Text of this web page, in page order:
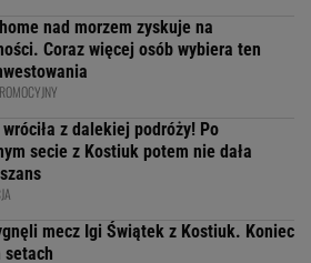
nad morzem zyskuje na
Coraz więcej osób wybiera ten
z dalekiej podróży! Po
secie z Kostiuk potem nie dała
mecz Igi Świątek z Kostiuk. Koniec
setach